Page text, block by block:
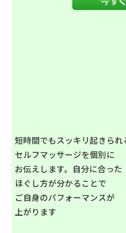
短時間でもスッキリ起きら
セルフマッサージを個別に
お伝えします。自分に合った
ほぐし方が分かることで
ご自身のパフォーマンスが
上がります